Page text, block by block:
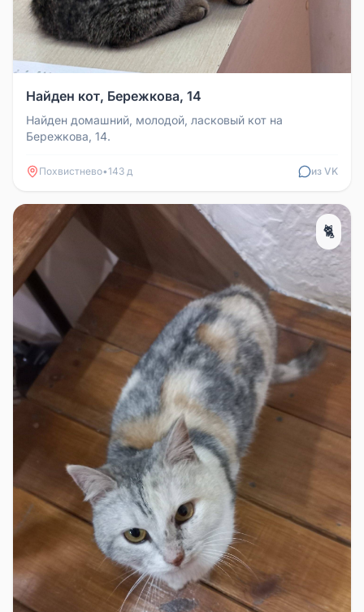
Найден кот, Бережкова, 14
Найден домашний, молодой, ласковый кот на
Бережкова, 14.
Похвистнево•143 д из VK
🐈